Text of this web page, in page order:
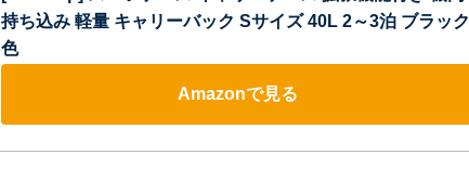
持ち込み 軽量 キャリーバック Sサイズ 40L 2～3泊 ブラック
色
Amazonで見る